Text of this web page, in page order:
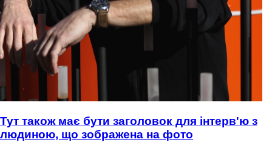
Тут також має бути заголовок для інтерв'ю з
людиною, що зображена на фото